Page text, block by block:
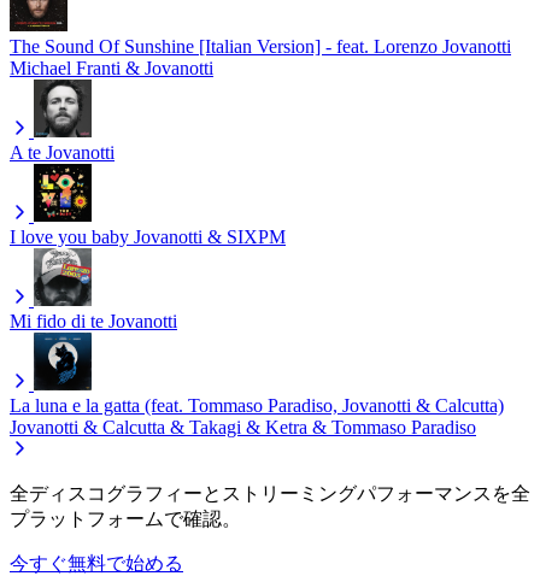
The Sound Of Sunshine [Italian Version] - feat. Lorenzo Jovanotti
Michael Franti & Jovanotti
A te Jovanotti
I love you baby Jovanotti & SIXPM
Mi fido di te Jovanotti
La luna e la gatta (feat. Tommaso Paradiso, Jovanotti & Calcutta)
Jovanotti & Calcutta & Takagi & Ketra & Tommaso Paradiso
全ディスコグラフィーとストリーミングパフォーマンスを全
プラットフォームで確認。
今すぐ無料で始める